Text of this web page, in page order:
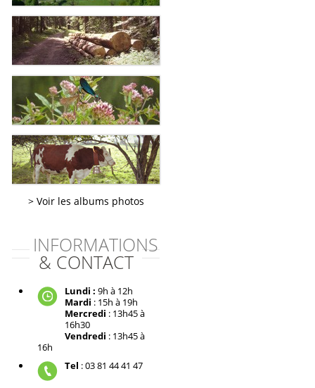
Voir les albums photos
INFORMATIONS
& CONTACT
Lundi : 9h à 12h
Mardi : 15h à 19h
Mercredi : 13h45 à
16h30
Vendredi : 13h45 à
16h
Tel : 03 81 44 41 47